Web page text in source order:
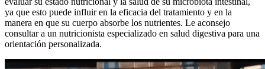
ya que esto puede influir en la eficacia del tratamiento y en la
manera en que su cuerpo absorbe los nutrientes. Le aconsejo
consultar a un nutricionista especializado en salud digestiva para una
orientación personalizada.